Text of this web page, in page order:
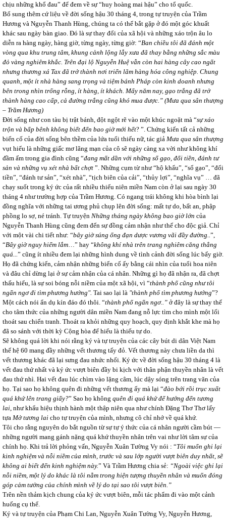
chịu những khổ đau” để đem về sự “huy hoàng mai hậu” cho tổ quốc.
Bổ sung thêm cứ liệu về đời sống hậu 30 tháng 4, trong tự truyện của Trầm
Hương và Nguyễn Thanh Hùng, chúng ta có thể bắt gặp ở đó một góc khuất
khác sau ngày bàn giao. Đó là sự thay đổi của xã hội và những xáo trộn âu lo
diễn ra hàng ngày, hàng giờ, từng ngày, từng giờ: “Ban chiều tôi đã đánh một
vòng qua khu trung tâm, khung cảnh lộng lẫy xưa đã thay bằng những sắc màu
đỏ vàng nghiêm khắc. Trên đại lộ Nguyễn Huệ vẫn còn hai hàng cây cao ngất
nhưng thương xá Tax đã trở thành nơi triển lãm hàng hóa công nghiệp. Chung
quanh, một ít nhà hàng sang trọng và tiệm bánh Pháp còn kinh doanh nhưng
bên trong nhìn trống rỗng, ít hàng, ít khách. Mấy năm nay, gạo trắng đã trở
thành hàng cao cấp, cả đường trắng cũng khó mua được.” (Mưa qua sân thượng
– Trầm Hương)
Đời sống như con tàu bị trật bánh, đột ngột rẽ vào một khúc ngoặt mà “sự xáo
trộn và bấp bênh không biết đến bao giờ mới hết? ”. Chứng kiến tất cả những
biến cố của đời sống bên thềm của lứa tuổi thiếu nữ, tác giả Mưa qua sân thượng
vụt hiểu là những giấc mơ lãng mạn của cô sẽ ngày càng xa vời như không khí
đầm ấm trong gia đình cũng “đang mất dần với những sổ gạo, đổi tiền, đánh tư
sản và những vụ xét nhà bất chợt ”. Những cụm từ như “hộ khẩu”, “sổ gạo”, “đổi
tiền”, “đánh tư sản”, “xét nhà”, “tịch biên của cải”, “thủy lợi”, “nghĩa vụ” … đã
chạy suốt trong ký ức của rất nhiều thiếu niên miền Nam còn ở lại sau ngày 30
tháng 4 như trường hợp của Trầm Hương. Có ngang trái không khi hòa bình lại
đồng nghĩa với những tai ương phủ chụp lên đời sống: mất tự do, bất an, phập
phồng lo sợ, né tránh. Tự truyện Những tháng ngày không bao giờ lớn của
Nguyễn Thanh Hùng cũng đem đến sự đồng cảm nhận như thế cho độc giả. Chỉ
với một vài chi tiết như: “bây giờ súng ống đạn dược vương vãi đầy đường..”,
“Bây giờ nguy hiểm lắm…” hay “không khí nhà trên trang nghiêm căng thẳng
quá...” cũng ít nhiều đem lại những hình dung về tình cảnh đời sống lúc bấy giờ.
Họ đã chứng kiến, cảm nhận những biến cố ấy bằng cái nhìn của tuổi hoa niên
và đâu chỉ dừng lại ở sự cảm nhận của cá nhân. Những gì họ đã nhận ra, đã chợt
thấu hiểu, là sự soi bóng nỗi niềm của một xã hội, vì “thành phố cũng như tôi
ngẩn ngơ đi tìm phương hướng". Tai sao lại là "thành phố tìm phương hướng”?
Một cách nói ẩn dụ kín đáo đó thôi. “thành phố ngẩn ngơ..” ở đây là sự thay thế
cho tâm thức của những người dân miền Nam đang nỗ lực tìm cho mình một lối
thoát sau chiến tranh. Thoát ra khỏi những quy hoạch, quy định khắt khe mà họ
đã so sánh với thời kỳ Cộng hòa để hiểu là thiếu tự do.
Sẽ không quá lời khi nói rằng ký và tự truyện của các cây bút di dân Việt Nam
thế hệ 60 mang đầy những vết thương tấy đỏ. Vết thương này chưa liền da thì
vết thương khác đã lại sưng đau nhức nhối. Ký ức về đời sống hậu 30 tháng 4 là
vết đau thứ nhất và ký ức vượt biên đầy bi kịch với thân phận thuyền nhân là vết
đau thứ nhì. Hai vết đau lúc chìm vào lặng câm, lúc dậy sóng trên trang văn của
họ. Tại sao họ không quên đi những vết thương ấy mà lại “đào bới rồi trục xuất
quá khứ lên trang giấy?” Sao họ không quên đi quá khứ đế hướng đến tương
lai, như khẩu hiệu thịnh hành một thập niên qua như chính Đặng Thơ Thơ lấy
tựa Mở tương lai cho tự truyện của mình, nhưng cô chỉ nhớ về quá khứ.
Tôi cho rằng nguyên do bắt nguồn từ sự tự ý thức của cá nhân người cầm bút ―
những người mang gánh nặng quá khứ thuyền nhân trên vai như lời tâm sự của
chính họ. Khi trả lời phỏng vấn, Nguyễn Xuân Tường Vy nói : “Tôi muốn ghi lại
kinh nghiệm và nỗi niềm của mình, trước và sau lớp người vượt biên duy nhất, sẽ
không ai biết đến kinh nghiệm này.” Và Trầm Hương chia sẻ: “Ngoài việc ghi lại
nỗi niềm, một lý do khác là tôi nằm trong hiện tượng thuyền nhân và muốn đóng
góp cảm tưởng của chính mình về lý do tại sao tôi vượt biên.”
Trên nền thảm kịch chung của ký ức vượt biên, mỗi tác phẩm đi vào một cảnh
huống cụ thể.
Ký và tự truyện của Phạm Chi Lan, Nguyễn Xuân Tường Vy, Nguyễn Hương,